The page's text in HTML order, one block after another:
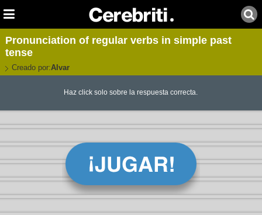
Pronunciation of regular verbs in simple past
tense
Creado por:Alvar
Haz click solo sobre la respuesta correcta.